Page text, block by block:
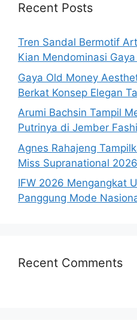
Recent Posts
Tren Sandal Bermotif
Kian Mendominasi
Gaya Old Money
Berkat Konsep Elegan
Arumi Bachsin Tampil
Putrinya di Jember
Agnes Rahajeng
Miss Supranational 2026
IFW 2026 Mengangkat
Panggung Mode
Recent Comments